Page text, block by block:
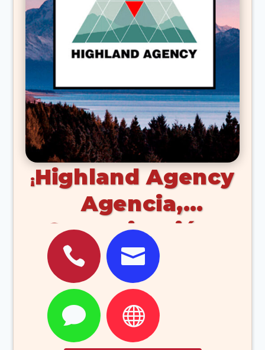
Highland Agency
Agencia,
Comunicación,
Diseño, Grafico,
Web, Pagina,
Productora,
Audiovisual,
 
 